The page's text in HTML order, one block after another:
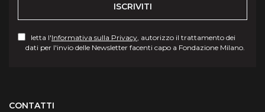
ISCRIVITI
letta l'Informativa sulla Privacy, autorizzo il trattamento dei
dati per l'invio delle Newsletter facenti capo a Fondazione Milano.
CONTATTI